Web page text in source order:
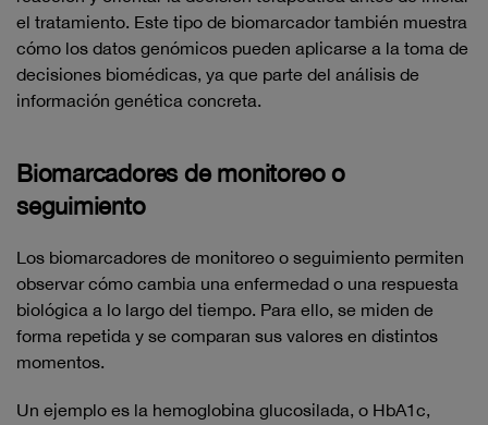
el tratamiento. Este tipo de biomarcador también muestra
cómo los datos genómicos pueden aplicarse a la toma de
decisiones biomédicas, ya que parte del análisis de
información genética concreta.
Biomarcadores de monitoreo o
seguimiento
Los biomarcadores de monitoreo o seguimiento permiten
observar cómo cambia una enfermedad o una respuesta
biológica a lo largo del tiempo. Para ello, se miden de
forma repetida y se comparan sus valores en distintos
momentos.
Un ejemplo es la hemoglobina glucosilada, o HbA1c,